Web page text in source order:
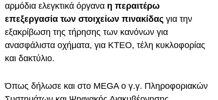
αρμόδια ελεγκτικά όργανα η περαιτέρω
επεξεργασία των στοιχείων πινακίδας για την
εξακρίβωση της τήρησης των κανόνων για
ανασφάλιστα οχήματα, για ΚΤΕΟ, τέλη κυκλοφορίας
και δακτύλιο.
Όπως δήλωσε και στο MEGA ο γ.γ. Πληροφοριακών